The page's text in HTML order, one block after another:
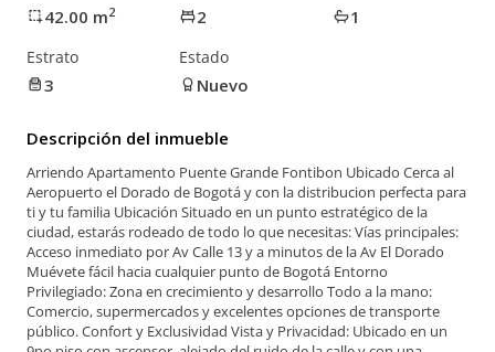
42.00 m2 2 1
Estrato
3
Estado
Nuevo
Descripción del inmueble
Arriendo Apartamento Puente Grande Fontibon Ubicado Cerca al
Aeropuerto el Dorado de Bogotá y con la distribucion perfecta para
ti y tu familia Ubicación Situado en un punto estratégico de la
ciudad, estarás rodeado de todo lo que necesitas: Vías principales:
Acceso inmediato por Av Calle 13 y a minutos de la Av El Dorado
Muévete fácil hacia cualquier punto de Bogotá Entorno
Privilegiado: Zona en crecimiento y desarrollo Todo a la mano:
Comercio, supermercados y excelentes opciones de transporte
público. Confort y Exclusividad Vista y Privacidad: Ubicado en un